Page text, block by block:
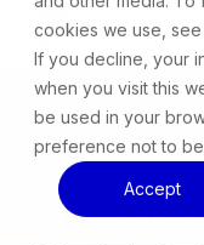
cookies we use,
If you decline, your
when you visit this
be used in your
preference not to
Accept
Skip
main
content.
Lust auf